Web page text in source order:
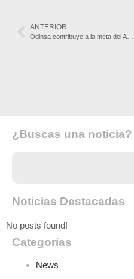
ANTERIOR
¿Buscas una noticia?
Noticias Destacadas
No posts found!
Categorías
News